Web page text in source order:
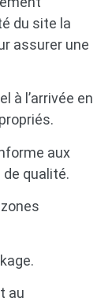
du site la
assurer une
à l’arrivée en
aux
qualité.
au